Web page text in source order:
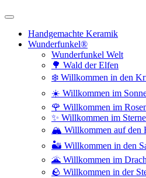
Handgemachte Keramik
Wunderfunkel®
Wunderfunkel Welt
🌳 Wald der Elfen
❄️ Willkommen in den
☀️ Willkommen im
🌹 Willkommen im
✨ Willkommen im
🏔️ Willkommen auf den
🏜️ Willkommen in den
🌋 Willkommen im
🪨 Willkommen in der